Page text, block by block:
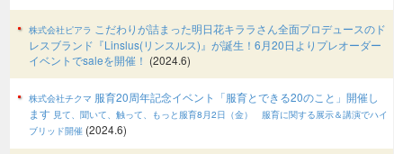
株式会社ピアラ こだわりが詰まった明日花キララさん全面プロデュースのド
レスブランド『Linslus(リンスルス)』が誕生！6月20日よりプレオーダー
イベントでsaleを開催！ (2024.6)
株式会社チクマ 服育20周年記念イベント「服育とできる20のこと」開催し
ます 見て、聞いて、触って、もっと服育8月2日（金） 服育に関する展示＆講演でハイ
ブリッド開催 (2024.6)